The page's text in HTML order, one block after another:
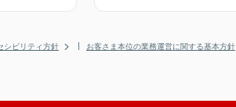
シビリティ方針 お客さま本位の業務運営に関する基本方針